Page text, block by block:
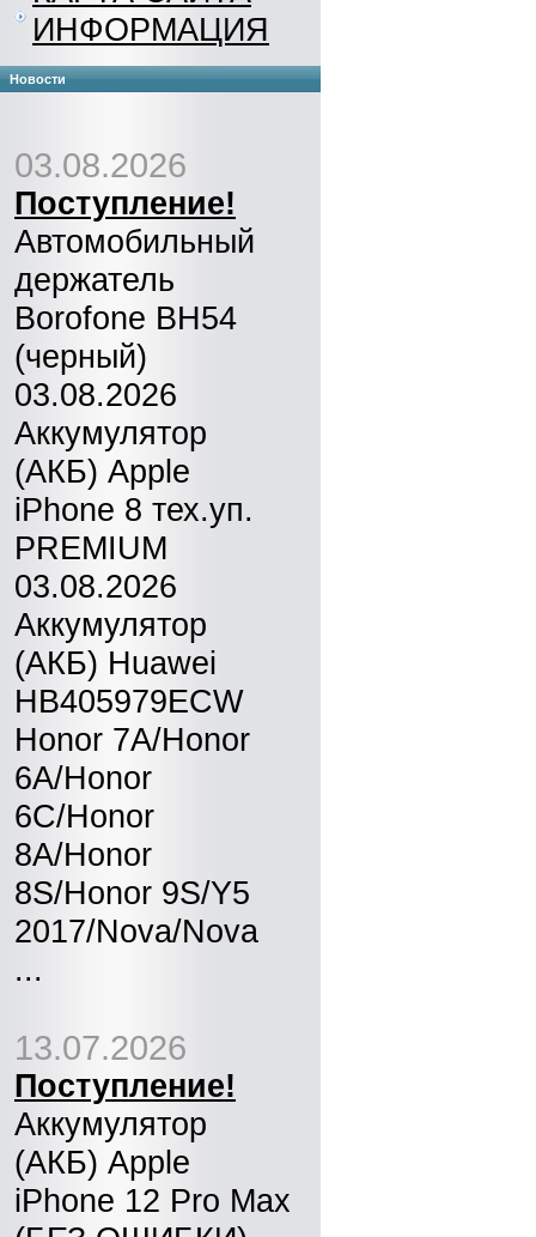
ИНФОРМАЦИЯ
Новости
03.08.2026
Поступление!
Автомобильный
держатель
Borofone BH54
(черный)
03.08.2026
Аккумулятор
(АКБ) Apple
iPhone 8 тех.уп.
PREMIUM
03.08.2026
Аккумулятор
(АКБ) Huawei
HB405979ECW
Honor 7A/Honor
6A/Honor
6C/Honor
8A/Honor
8S/Honor 9S/Y5
2017/Nova/Nova
...
13.07.2026
Поступление!
Аккумулятор
(АКБ) Apple
iPhone 12 Pro Max